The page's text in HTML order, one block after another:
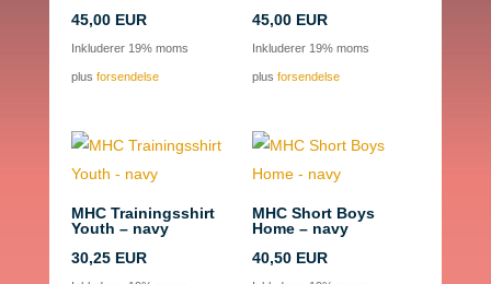
45,00EUR
Inkluderer 19% moms
plus forsendelse
45,00 EUR
Inkluderer 19% moms
plusforsendelse
MHC Trainingsshirt
Youth – navy
30,25EUR
MHC Short Boys
Home – navy
40,50 EUR